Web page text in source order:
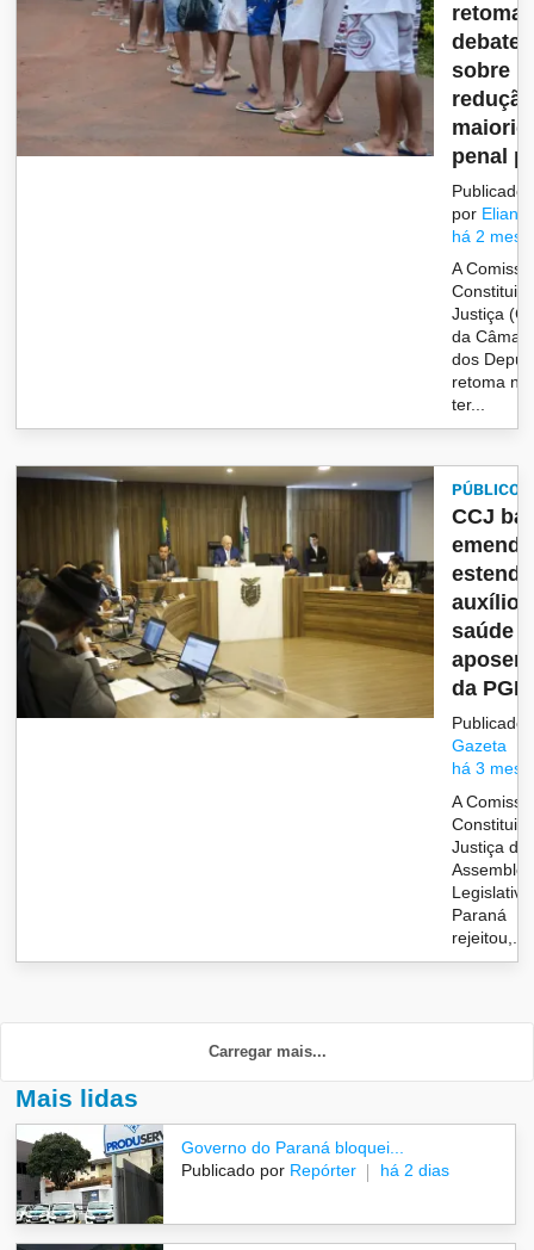
retoma
debate
sobre
penal
Publicado
por Eliane
há 2
A
Justiça
da
dos
retoma
ter...
PÚBLICO
CCJ
auxílio-
saúde a
da
Publicado
Gazeta
há 3
A
Justiça da
Paraná
rejeitou,...
Carregar mais...
Mais lidas
Governo do Paraná bloquei...
Publicado por Repórter há 2 dias